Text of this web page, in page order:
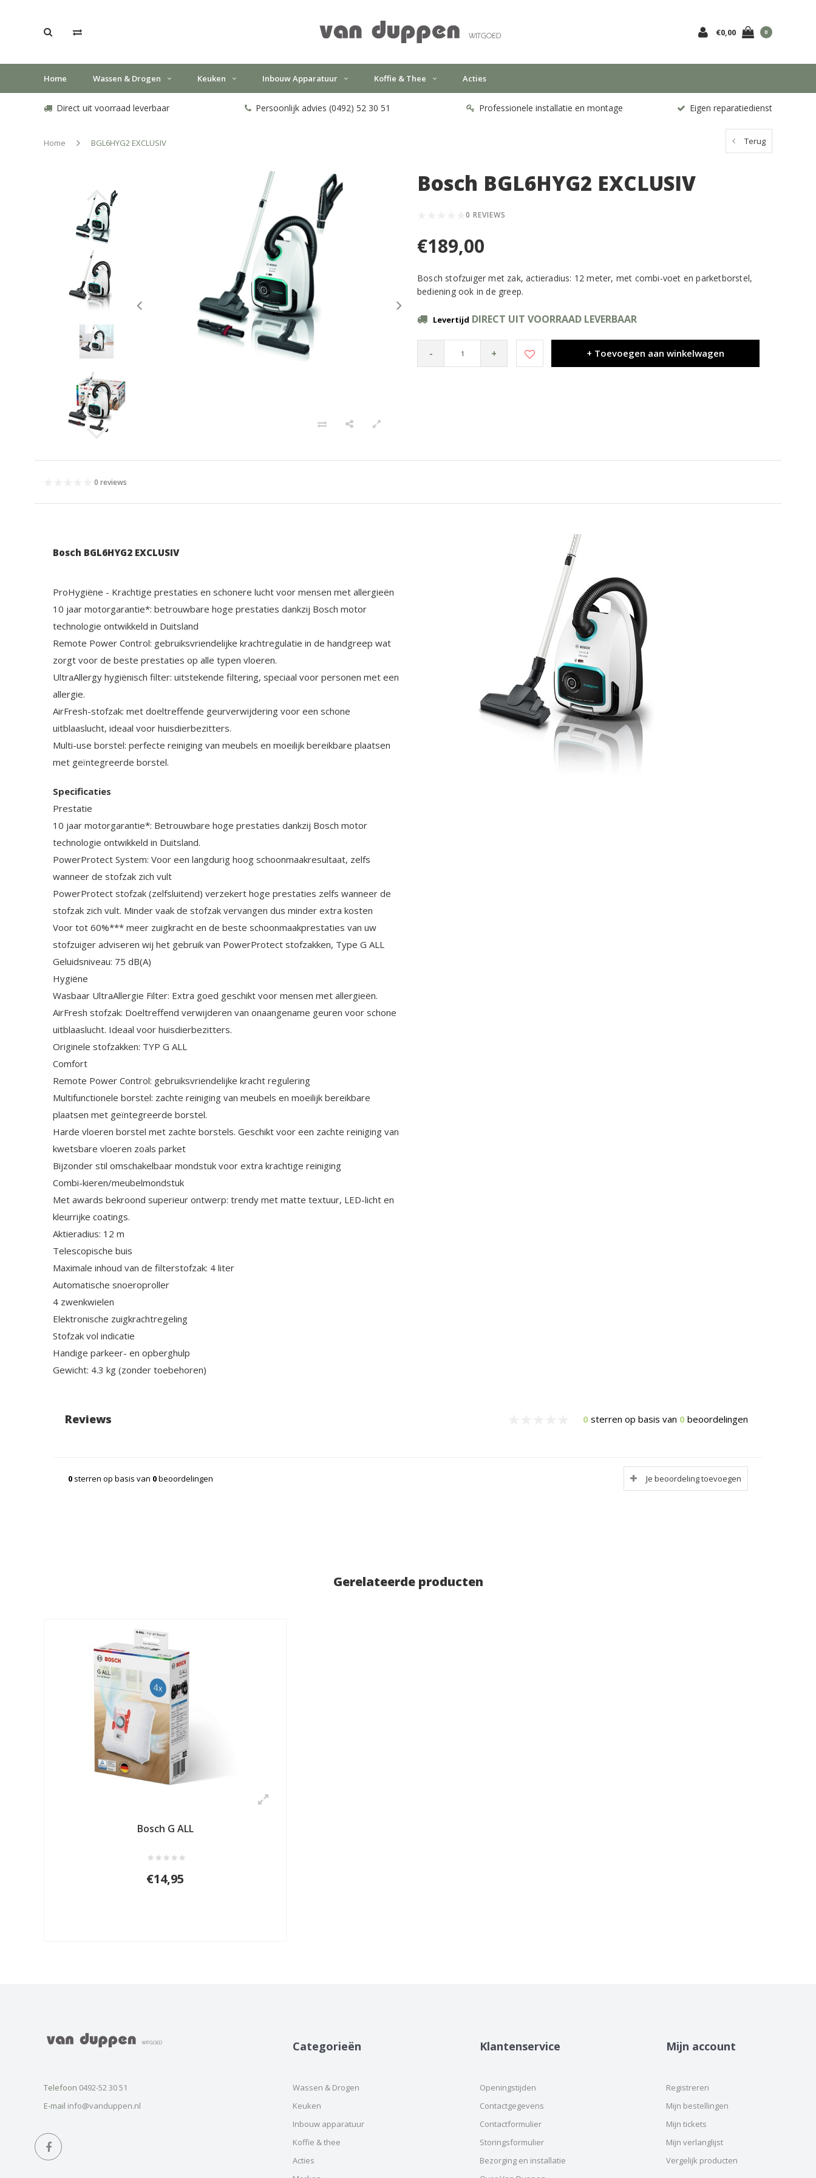
€0,00 0
Home Wassen & Drogen Keuken Inbouw Apparatuur Koffie & Thee Acties
Direct uit voorraad leverbaar Persoonlijk advies (0492) 52 30 51 Professionele installatie en montage Eigen reparatiedienst
Home BGL6HYG2 EXCLUSIV Terug
Bosch BGL6HYG2 EXCLUSIV
0 REVIEWS
€189,00
Bosch stofzuiger met zak, actieradius: 12 meter, met combi-voet en parketborstel,
bediening ook in de greep.
Levertijd DIRECT UIT VOORRAAD LEVERBAAR
- + + Toevoegen aan winkelwagen
0 reviews
Bosch BGL6HYG2 EXCLUSIV
ProHygiëne - Krachtige prestaties en schonere lucht voor mensen met allergieën
10 jaar motorgarantie*: betrouwbare hoge prestaties dankzij Bosch motor
technologie ontwikkeld in Duitsland
Remote Power Control: gebruiksvriendelijke krachtregulatie in de handgreep wat
zorgt voor de beste prestaties op alle typen vloeren.
UltraAllergy hygiënisch filter: uitstekende filtering, speciaal voor personen met een
allergie.
AirFresh-stofzak: met doeltreffende geurverwijdering voor een schone
uitblaaslucht, ideaal voor huisdierbezitters.
Multi-use borstel: perfecte reiniging van meubels en moeilijk bereikbare plaatsen
met geïntegreerde borstel.
Specificaties
Prestatie
10 jaar motorgarantie*: Betrouwbare hoge prestaties dankzij Bosch motor
technologie ontwikkeld in Duitsland.
PowerProtect System: Voor een langdurig hoog schoonmaakresultaat, zelfs
wanneer de stofzak zich vult
PowerProtect stofzak (zelfsluitend) verzekert hoge prestaties zelfs wanneer de
stofzak zich vult. Minder vaak de stofzak vervangen dus minder extra kosten
Voor tot 60%*** meer zuigkracht en de beste schoonmaakprestaties van uw
stofzuiger adviseren wij het ​​gebruik van PowerProtect stofzakken, Type G ALL
Geluidsniveau: 75 dB(A)
Hygiëne
Wasbaar UltraAllergie Filter: Extra goed geschikt voor mensen met allergieën.
AirFresh stofzak: Doeltreffend verwijderen van onaangename geuren voor schone
uitblaaslucht. Ideaal voor huisdierbezitters.
Originele stofzakken: TYP G ALL
Comfort
Remote Power Control: gebruiksvriendelijke kracht regulering
Multifunctionele borstel: zachte reiniging van meubels en moeilijk bereikbare
plaatsen met geïntegreerde borstel.
Harde vloeren borstel met zachte borstels. Geschikt voor een zachte reiniging van
kwetsbare vloeren zoals parket
Bijzonder stil omschakelbaar mondstuk voor extra krachtige reiniging
Combi-kieren/meubelmondstuk
Met awards bekroond superieur ontwerp: trendy met matte textuur, LED-licht en
kleurrijke coatings.
Aktieradius: 12 m
Telescopische buis
Maximale inhoud van de filterstofzak: 4 liter
Automatische snoeroproller
4 zwenkwielen
Elektronische zuigkrachtregeling
Stofzak vol indicatie
Handige parkeer- en opberghulp
Gewicht: 4.3 kg (zonder toebehoren)
Reviews 0 sterren op basis van 0 beoordelingen
0 sterren op basis van 0beoordelingen Je beoordeling toevoegen
Gerelateerde producten
Bosch G ALL
€14,95
Telefoon 0492-52 30 51
E-mail info@vanduppen.nl
Categorieën
Wassen & Drogen
Keuken
Inbouw apparatuur
Koffie & thee
Acties
Klantenservice
Openingstijden
Contactgegevens
Contactformulier
Storingsformulier
Bezorging en installatie
Mijn account
Registreren
Mijn bestellingen
Mijn tickets
Mijn verlanglijst
Vergelijk producten